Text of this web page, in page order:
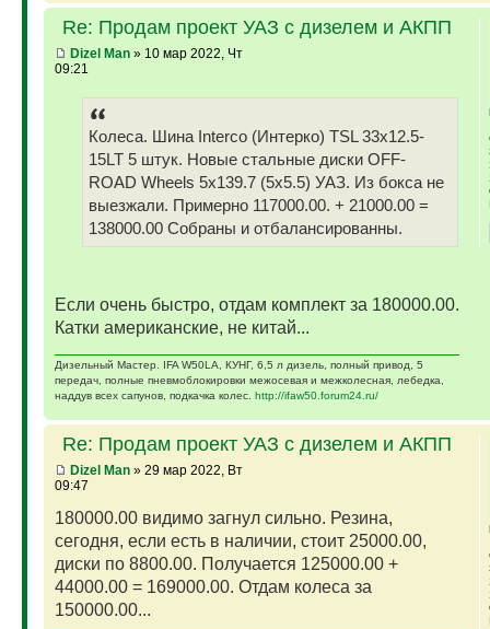
Re: Продам проект УАЗ с дизелем и АКПП
Dizel Man» 10 мар 2022, Чт
09:21
Колеса. Шина Interco (Интерко) TSL 33x12.5-
15LT 5 штук. Новые стальные диски OFF-
ROAD Wheels 5x139.7 (5x5.5) УАЗ. Из бокса не
выезжали. Примерно 117000.00. + 21000.00 =
138000.00 Собраны и отбалансированны.
Если очень быстро, отдам комплект за 180000.00.
Катки американские, не китай...
Дизельный Мастер. IFA W50LA, КУНГ, 6,5 л дизель, полный привод, 5
передач, полные пневмоблокировки межосевая и межколесная, лебедка,
наддув всех сапунов, подкачка колес. http://ifaw50.forum24.ru/
Re: Продам проект УАЗ с дизелем и АКПП
Dizel Man» 29 мар 2022, Вт
09:47
180000.00 видимо загнул сильно. Резина,
сегодня, если есть в наличии, стоит 25000.00,
диски по 8800.00. Получается 125000.00 +
44000.00 = 169000.00. Отдам колеса за
150000.00...